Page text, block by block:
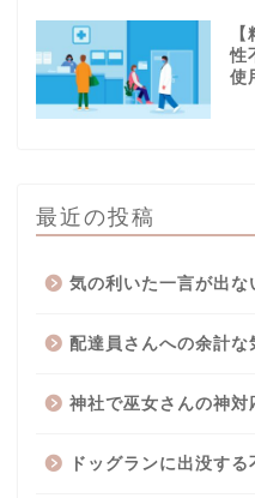
性
使
最近の投稿
気の利いた一言が出な
配達員さんへの余計な
神社で巫女さんの神対
ドッグランに出没す